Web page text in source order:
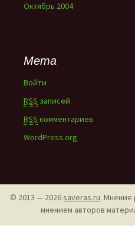
Октябрь 2004
Мета
Войти
RSS записей
RSS комментариев
WordPress.org
© 2013 — 2026saveras.ru. Мнение
мнением авторов